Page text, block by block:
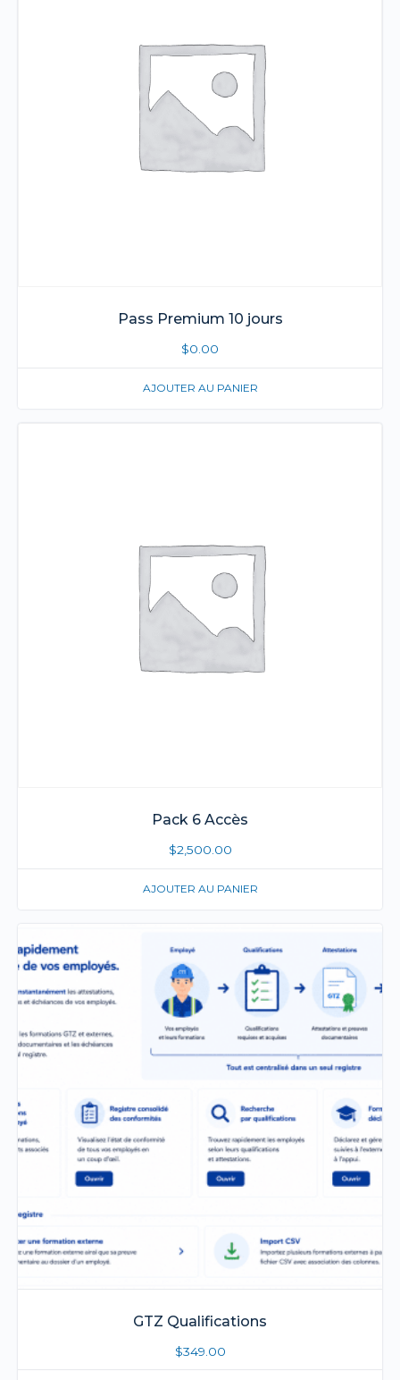
Pass Premium 10 jours
$0.00
AJOUTER AU PANIER
Pack 6 Accès
$2,500.00
AJOUTER AU PANIER
GTZ Qualifications
$349.00